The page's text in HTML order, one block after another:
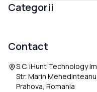
Categorii
Contact
S.C. iHunt Technology
Str. Marin
Prahova, Romania